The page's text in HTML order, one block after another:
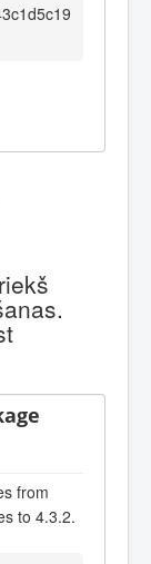
from
to 4.3.2.